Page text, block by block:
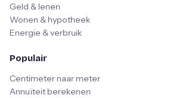
Geld & lenen
Wonen & hypotheek
Energie & verbruik
Populair
Centimeter naar meter
Annuïteit berekenen